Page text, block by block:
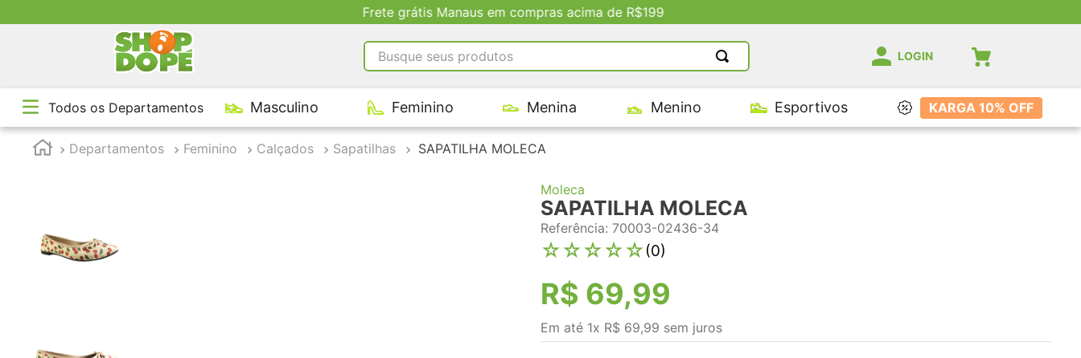
Descontos Exclusivos no Site
Busque seus produtos LOGIN
Todos os Departamentos Masculino Feminino Menina Menino Esportivos KARGA 10% OFF
Departamentos Feminino Calçados Sapatilhas SAPATILHA MOLECA
Moleca
SAPATILHA MOLECA
Referência: 70003-02436-34
☆☆☆☆☆(0)
R$ 69,99
Em até 1x R$ 69,99 sem juros
TERMOS MAIS BUSCADOS
tênis masculino
tenis feminino